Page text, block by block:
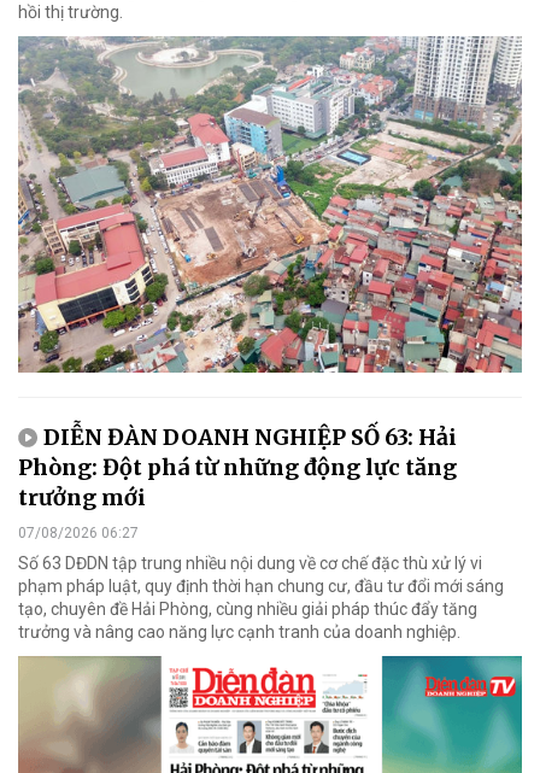
hồi thị trường.
DIỄN ĐÀN DOANH NGHIỆP SỐ 63: Hải
Phòng: Đột phá từ những động lực tăng
trưởng mới
07/08/2026 06:27
Số 63 DĐDN tập trung nhiều nội dung về cơ chế đặc thù xử lý vi
phạm pháp luật, quy định thời hạn chung cư, đầu tư đổi mới sáng
tạo, chuyên đề Hải Phòng, cùng nhiều giải pháp thúc đẩy tăng
trưởng và nâng cao năng lực cạnh tranh của doanh nghiệp.